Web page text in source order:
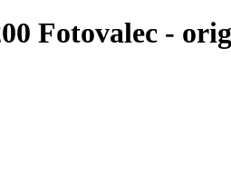
Fotovalec -